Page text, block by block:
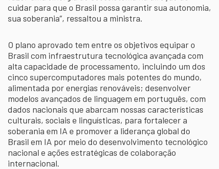
cuidar para que o Brasil possa garantir sua autonomia,
sua soberania”, ressaltou a ministra.
O plano aprovado tem entre os objetivos equipar o
Brasil com infraestrutura tecnológica avançada com
alta capacidade de processamento, incluindo um dos
cinco supercomputadores mais potentes do mundo,
alimentada por energias renováveis; desenvolver
modelos avançados de linguagem em português, com
dados nacionais que abarcam nossas características
culturais, sociais e linguísticas, para fortalecer a
soberania em IA e promover a liderança global do
Brasil em IA por meio do desenvolvimento tecnológico
nacional e ações estratégicas de colaboração
internacional.